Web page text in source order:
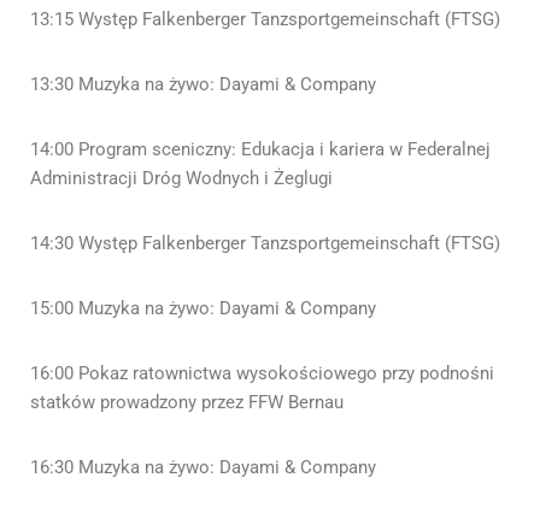
13:15 Występ Falkenberger Tanzsportgemeinschaft (FTSG)
13:30 Muzyka na żywo: Dayami & Company
14:00 Program sceniczny: Edukacja i kariera w Federalnej
Administracji Dróg Wodnych i Żeglugi
14:30 Występ Falkenberger Tanzsportgemeinschaft (FTSG)
15:00 Muzyka na żywo: Dayami & Company
16:00 Pokaz ratownictwa wysokościowego przy podnośni
statków prowadzony przez FFW Bernau
16:30 Muzyka na żywo: Dayami & Company